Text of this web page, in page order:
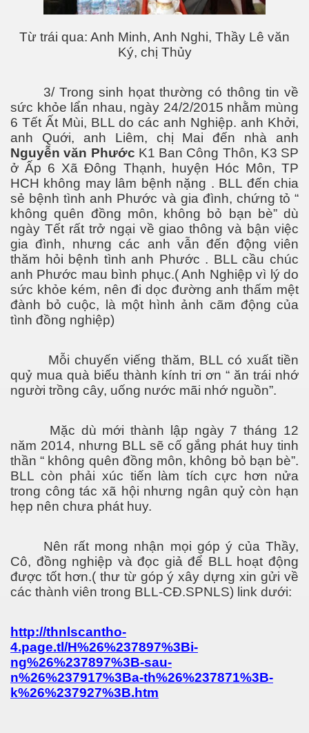
Từ trái qua: Anh Minh, Anh Nghi, Thầy Lê văn
Ký, chị Thủy
3/ Trong sinh họat thường có thông tin về
sức khỏe lẩn nhau, ngày 24/2/2015 nhằm mùng
6 Tết Ất Mùi, BLL do các anh Nghiệp. anh Khởi,
anh Quới, anh Liêm, chị Mai đến nhà anh
Nguyễn văn Phước K1 Ban Công Thôn, K3 SP
ở Ấp 6 Xã Đông Thạnh, huyện Hóc Môn, TP
HCH không may lâm bệnh nặng . BLL đến chia
sẻ bệnh tình anh Phước và gia đình, chứng tỏ “
không quên đồng môn, không bỏ bạn bè” dù
ngày Tết rất trở ngại về giao thông và bận việc
gia đình, nhưng các anh vẫn đến động viên
thăm hỏi bệnh tình anh Phước . BLL cầu chúc
anh Phước mau bình phục.( Anh Nghiệp vì lý do
sức khỏe kém, nên đi dọc đường anh thấm mệt
đành bỏ cuộc, là một hình ảnh cãm động của
tình đồng nghiệp)
Mỗi chuyến viếng thăm, BLL có xuất tiền
quỷ mua quà biếu thành kính tri ơn “ ăn trái nhớ
người trồng cây, uống nước mãi nhớ nguồn”.
Mặc dù mới thành lập ngày 7 tháng 12
năm 2014, nhưng BLL sẽ cố gắng phát huy tinh
thần “ không quên đồng môn, không bỏ bạn bè”.
BLL còn phải xúc tiến làm tích cực hơn nửa
trong công tác xã hội nhưng ngân quỷ còn hạn
hẹp nên chưa phát huy.
Nên rất mong nhận mọi góp ý của Thầy,
Cô, đồng nghiệp và đọc giả để BLL hoạt động
được tốt hơn.( thư từ góp ý xây dựng xin gửi về
các thành viên trong BLL-CĐ.SPNLS) link dưới:
http://thnlscantho-
4.page.tl/H%26%237897%3Bi-
ng%26%237897%3B-sau-
n%26%237917%3Ba-th%26%237871%3B-
k%26%237927%3B.htm
Xuân